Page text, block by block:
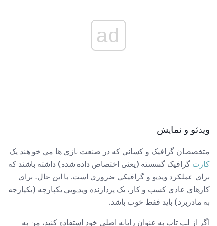
ad
ویدئو و نمایش
متخصصان گرافیک و کسانی که در صنعت بازی ها می خواهند یک
کارت گرافیک گسسته (یعنی اختصاص داده شده) داشته باشند که
برای عملکرد ویدیو و گرافیکی ضروری است. با این حال، برای
کارهای عادی کسب و کار، یک پردازنده ویدیویی یکپارچه (یکپارچه
به مادربرد) باید فقط خوب باشد.
اگر از لپ تاپ به عنوان رایانه اصلی خود استفاده کنید، من به